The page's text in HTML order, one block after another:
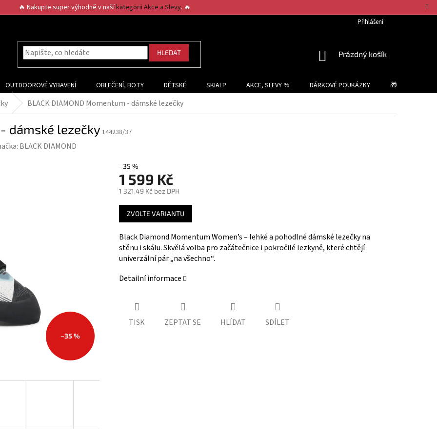
🔥 Nakupte super výhodně v našíkategorii Akce a Slevy. 🔥
Přihlášení
HLEDAT
NÁKUPNÍ
Prázdný košík
OUTDOOROVÉ VYBAVENÍ OBLEČENÍ, BOTY DĚTSKÉ SKIALP AKCE, SLEVY % DÁRKOVÉ POUKÁZKY 🎁 TIPY NA
BLACK DIAMOND Momentum - dámské lezečky
dámské lezečky 144238/37
BLACK DIAMOND
–35 %
–35 %
1 599 Kč
1 321,49 Kč bez DPH
Měrná
cena:
ZVOLTE VARIANTU
Black Diamond Momentum Women’s – lehké a pohodlné dámské lezečky na
stěnu i skálu. Skvělá volba pro začátečnice i pokročilé lezkyně, které chtějí
univerzální pár „na všechno“.
Detailní informace
TISK ZEPTAT SE HLÍDAT SDÍLET